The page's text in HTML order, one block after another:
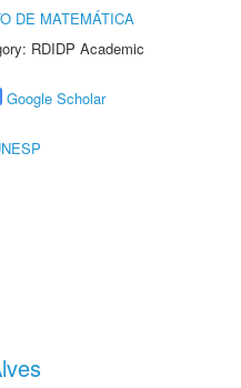
DE MATEMÁTICA
RDIDP Academic
Google Scholar